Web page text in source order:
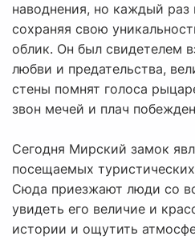
наводнения, но каждый раз
сохраняя свою
облик. Он был свидетелем
любви и предательства,
стены помнят голоса
звон мечей и плач
Сегодня Мирский замок
посещаемых
Сюда приезжают люди со
увидеть его величие и
истории и ощутить